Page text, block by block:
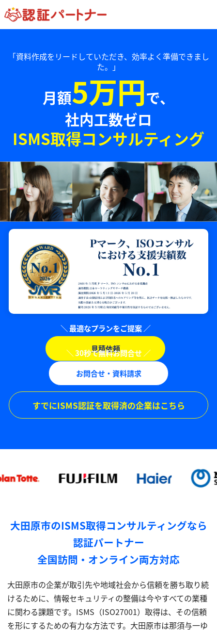
「資料作成をリードしていただき、効率よく準備できまし
た。」
月額5万円で、
社内工数ゼロ
ISMS取得コンサルティング
見積依頼
お問合せ・資料請求
すでにISMS認証を取得済の企業はこちら
大田原市のISMS取得コンサルティングなら
認証パートナー
全国訪問・オンライン両方対応
大田原市の企業が取引先や地域社会から信頼を勝ち取り続
けるために、情報セキュリティの整備は今やすべての業種
に関わる課題です。ISMS（ISO27001）取得は、その信頼
を形にするための有力な方法です。大田原市は那須与一ゆ